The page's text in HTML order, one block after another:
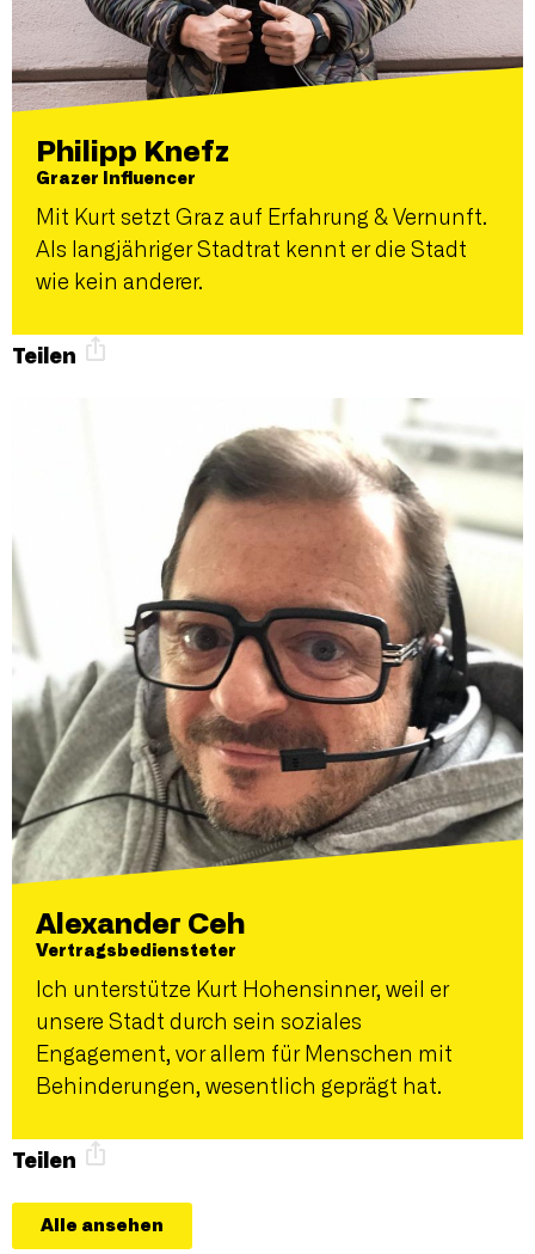
Philipp Knefz
Grazer Influencer
Mit Kurt setzt Graz auf Erfahrung & Vernunft.
Als langjähriger Stadtrat kennt er die Stadt
wie kein anderer.
Teilen
Alexander Ceh
Vertragsbediensteter
Ich unterstütze Kurt Hohensinner, weil er
unsere Stadt durch sein soziales
Engagement, vor allem für Menschen mit
Behinderungen, wesentlich geprägt hat.
Teilen
Alle ansehen